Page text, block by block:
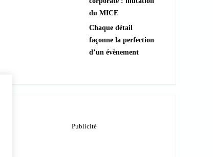
du MICE
Chaque détail
façonne la perfection
d’un évènement